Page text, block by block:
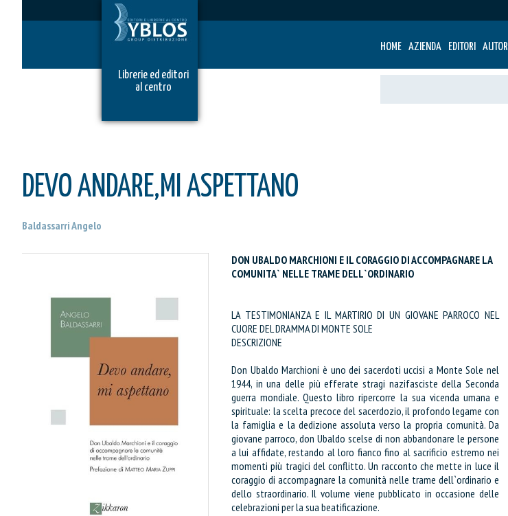
HOME AZIENDA EDITORI AUTORI
Librerie ed editori
al centro
DEVO ANDARE,MI ASPETTANO
Baldassarri Angelo
DON UBALDO MARCHIONI E IL CORAGGIO DI ACCOMPAGNARE LA
COMUNITA` NELLE TRAME DELL`ORDINARIO
LA TESTIMONIANZA E IL MARTIRIO DI UN GIOVANE PARROCO NEL
CUORE DEL DRAMMA DI MONTE SOLE
DESCRIZIONE
Don Ubaldo Marchioni è uno dei sacerdoti uccisi a Monte Sole nel
1944, in una delle più efferate stragi nazifasciste della Seconda
guerra mondiale. Questo libro ripercorre la sua vicenda umana e
spirituale: la scelta precoce del sacerdozio, il profondo legame con
la famiglia e la dedizione assoluta verso la propria comunità. Da
giovane parroco, don Ubaldo scelse di non abbandonare le persone
a lui affidate, restando al loro fianco fino al sacrificio estremo nei
momenti più tragici del conflitto. Un racconto che mette in luce il
coraggio di accompagnare la comunità nelle trame dell`ordinario e
dello straordinario. Il volume viene pubblicato in occasione delle
celebrazioni per la sua beatificazione.